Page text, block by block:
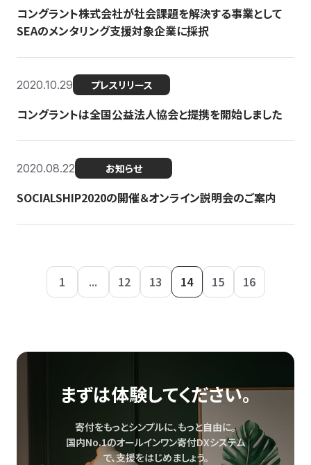
コングラント株式会社が社会課題を解決する事業として
SEAのメンタリング支援対象企業に採択
2020.10.29 プレスリリース
コングラントは全国公益法人協会と提携を開始しました
2020.08.22 お知らせ
SOCIALSHIP2020の開催＆オンライン説明会のご案内
1 ... 12 13 14 15 16
まずは体験してください。
寄付をもっとシンプルに、もっと自由に。
国内No.1のオールインワン寄付DXシステム
で、支援をはじめましょう。